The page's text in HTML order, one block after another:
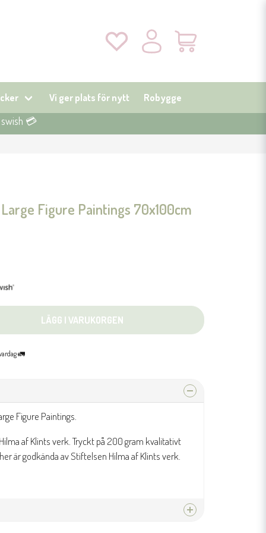
Vi ger plats för nytt Robygge
swish 💳
Figure Paintings 70x100cm
LÄGG I VARUKORGEN
🚛
Figure Paintings.
af Klints verk. Tryckt på 200 gram kvalitativt
är godkända av Stiftelsen Hilma af Klints verk.